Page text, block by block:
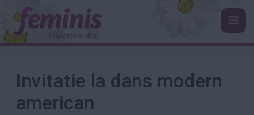
Invitatie la dans modern
american